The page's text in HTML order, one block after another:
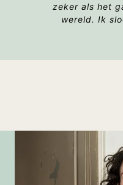
zeker als het
wereld. Ik